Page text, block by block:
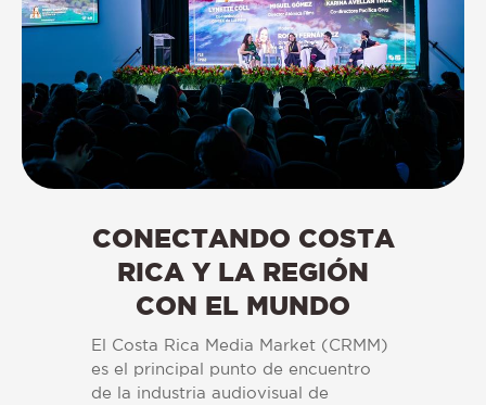
CONECTANDO COSTA
RICA Y LA REGIÓN
CON EL MUNDO
El Costa Rica Media Market (CRMM)
es el principal punto de encuentro
de la industria audiovisual de